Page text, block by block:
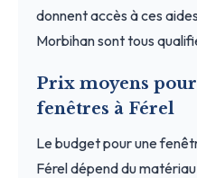
donnent accès à ces
Morbihan sont tous
Prix moyens
fenêtres à Férel
Le budget pour une
Férel dépend du